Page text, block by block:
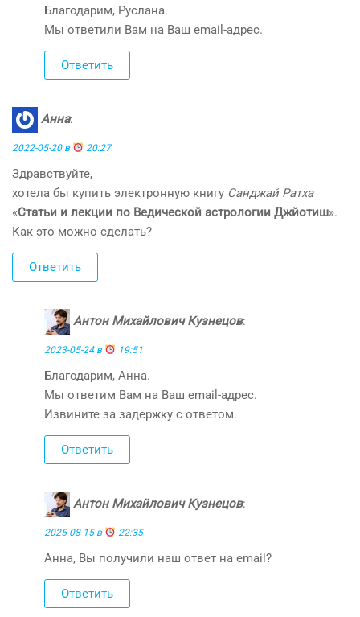
Благодарим, Руслана.
Мы ответили Вам на Ваш email-адрес.
Ответить
Анна:
2022-05-20 в 20:27
Здравствуйте,
хотела бы купить электронную книгу Санджай Ратха
«Статьи и лекции по Ведической астрологии Джйотиш».
Как это можно сделать?
Ответить
Антон Михайлович Кузнецов:
2023-05-24 в 19:51
Благодарим, Анна.
Мы ответим Вам на Ваш email-адрес.
Извините за задержку с ответом.
Ответить
Антон Михайлович Кузнецов:
2025-08-15 в 22:35
Анна, Вы получили наш ответ на email?
Ответить